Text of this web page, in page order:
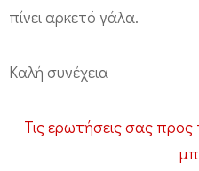
πίνει αρκετό γάλα.
Καλή συνέχεια
Τις ερωτήσεις σας προς